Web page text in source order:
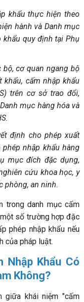
khẩu thực hiện theo
hành và Danh mục
khẩu quy định tại Phụ
bộ, cơ quan ngang bộ
cấm nhập khẩu
trên cơ sở trao đổi,
mục hàng hóa và
định cho phép xuất
nhập khẩu hàng
mục đích đặc dụng,
cứu khoa học, y
phòng, an ninh.
trong danh mục cấm
số trường hợp đặc
phép nhập khẩu nếu
của pháp luật.
Nhập Khẩu Có
Không?
giữa khái niệm "cấm